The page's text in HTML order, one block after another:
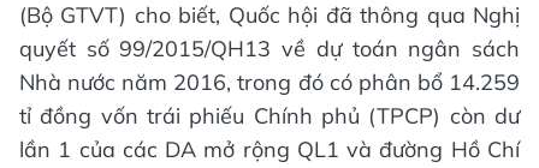
(Bộ GTVT) cho biết, Quốc hội đã thông qua Nghị
quyết số 99/2015/QH13 về dự toán ngân sách
Nhà nước năm 2016, trong đó có phân bổ 14.259
tỉ đồng vốn trái phiếu Chính phủ (TPCP) còn dư
lần 1 của các DA mở rộng QL1 và đường Hồ Chí